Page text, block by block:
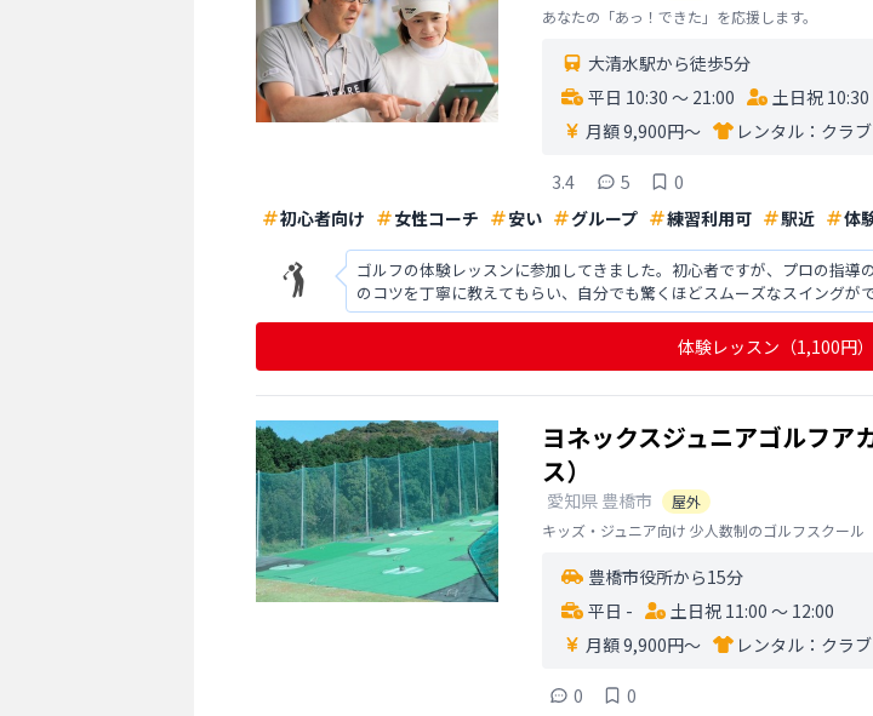
あなたの「あっ！できた」を応援します。
大清水駅から徒歩5分
平日 10:30 〜 21:00
土日祝
月額 9,900円〜
レンタル： クラブ
3.4 5
0
初心者向け
女性コーチ 安い グループ 練習利用可 駅近 体
ゴルフの体験レッスンに参加してきました。初心者ですが、プロの指
のコツを丁寧に教えてもらい、自分でも驚くほどスムーズなスイング
きく変わることに感動し、ゴルフの奥深さを実感しま
体験レッスン （1,100円）
ヨネックスジュニアゴルフア
ス）
愛知県 豊橋市
屋外
キッズ・ジュニア向け 少人数制のゴルフスクール
豊橋市役所から15分
平日 -
土日祝 11:00 〜 12:00
月額 9,900円〜
レンタル： クラブ
0
0